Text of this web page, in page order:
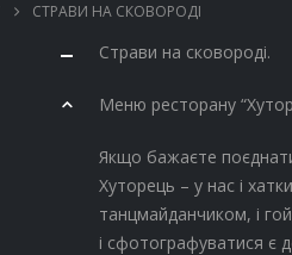
СТРАВИ НА СКОВОРОДІ
Страви на сковороді.
Меню ресторану
Якщо бажаєте поєднати
Хуторець – у нас і
танцмайданчиком, і
і сфотографуватися є